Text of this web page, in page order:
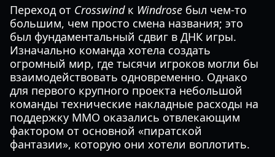
Переход от Crosswindк Windrose был чем-то
большим, чем просто смена названия; это
был фундаментальный сдвиг в ДНК игры.
Изначально команда хотела создать
огромный мир, где тысячи игроков могли бы
взаимодействовать одновременно. Однако
для первого крупного проекта небольшой
команды технические накладные расходы на
поддержку MMO оказались отвлекающим
фактором от основной «пиратской
фантазии», которую они хотели воплотить.